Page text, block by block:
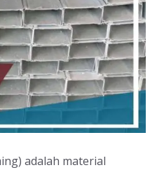
adalah material